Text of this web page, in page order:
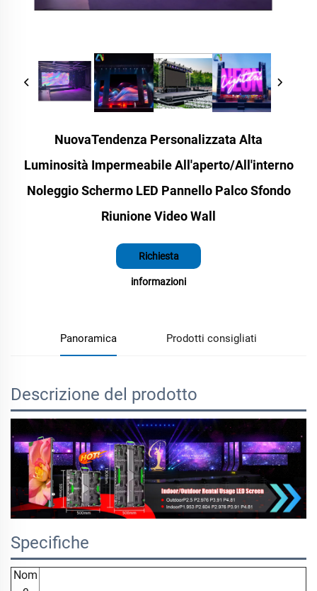
NuovaTendenza Personalizzata Alta
Luminosità Impermeabile All'aperto/All'interno
Noleggio Schermo LED Pannello Palco Sfondo
Riunione Video Wall
Richiesta
informazioni
Panoramica Prodotti consigliati
Descrizione del prodotto
Specifiche
Nom